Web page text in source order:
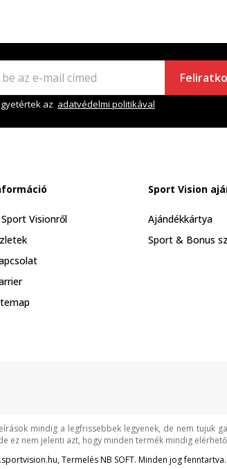
az adatvédelmi politikával
Visionről
Sport Vision
Ajándékkártya
Sport & Bonus
mindig a legfrissebbek legyenek, de nem tujuk
ez nem jelenti azt, hogy minden termék mindig
, TermelésNB SOFT. Minden jog fenntartva.